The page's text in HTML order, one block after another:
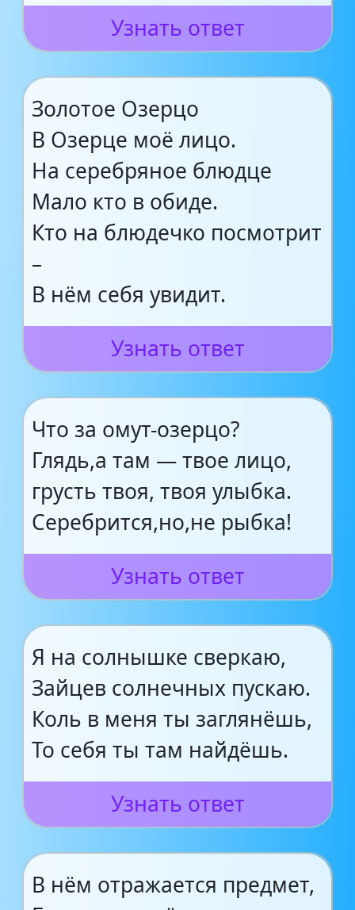
Узнать ответ
Золотое Озерцо
В Озерце моё лицо.
На серебряное блюдце
Мало кто в обиде.
Кто на блюдечко посмотрит
–
В нём себя увидит.
Узнать ответ
Что за омут-озерцо?
Глядь,а там — твое лицо,
грусть твоя, твоя улыбка.
Серебрится,но,не рыбка!
Узнать ответ
Я на солнышке сверкаю,
Зайцев солнечных пускаю.
Коль в меня ты заглянёшь,
То себя ты там найдёшь.
Узнать ответ
В нём отражается предмет,